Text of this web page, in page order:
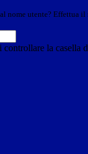
nome utente? Effettua il
la casella